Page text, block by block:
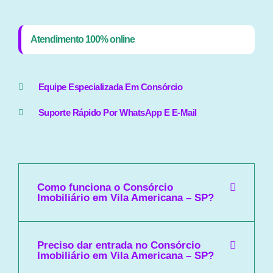
Atendimento 100% online
Equipe Especializada Em Consórcio
Suporte Rápido Por WhatsApp E E-Mail
Como funciona o Consórcio
Imobiliário em Vila Americana – SP?
Preciso dar entrada no Consórcio
Imobiliário em Vila Americana – SP?